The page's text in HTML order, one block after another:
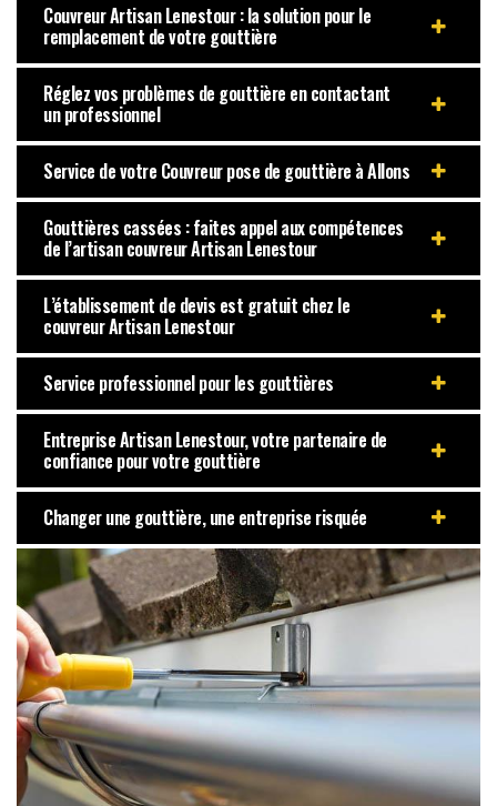
Couvreur Artisan Lenestour : la solution pour le
remplacement de votre gouttière
Réglez vos problèmes de gouttière en contactant
un professionnel
Service de votre Couvreur pose de gouttière à Allons
Gouttières cassées : faites appel aux compétences
de l’artisan couvreur Artisan Lenestour
L’établissement de devis est gratuit chez le
couvreur Artisan Lenestour
Service professionnel pour les gouttières
Entreprise Artisan Lenestour, votre partenaire de
confiance pour votre gouttière
Changer une gouttière, une entreprise risquée